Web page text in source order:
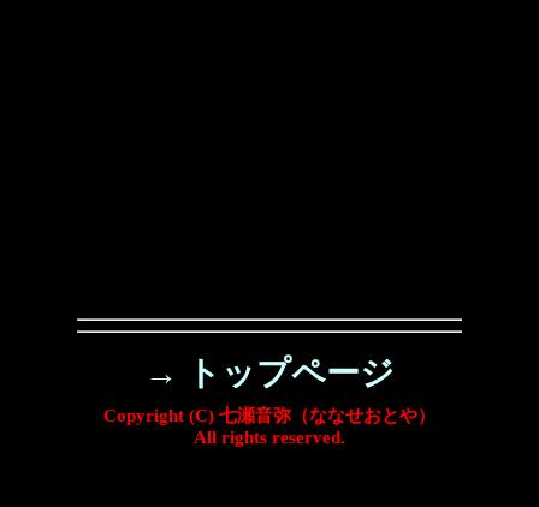
→ トップページ
Copyright (C) 七瀬音弥（ななせおとや）
All rights reserved.